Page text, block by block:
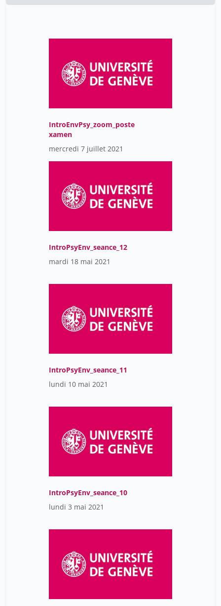
IntroEnvPsy_zoom_poste
xamen
mercredi 7 juillet 2021
IntroPsyEnv_seance_12
mardi 18 mai 2021
IntroPsyEnv_seance_11
lundi 10 mai 2021
IntroPsyEnv_seance_10
lundi 3 mai 2021